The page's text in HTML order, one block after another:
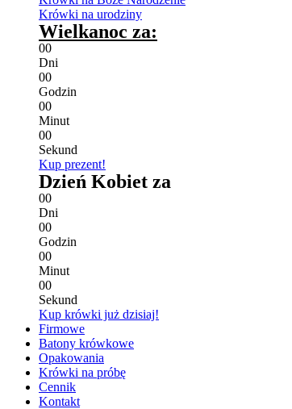
Krówki na urodziny
Wielkanoc za:
00
Dni
00
Godzin
00
Minut
00
Sekund
Kup prezent!
Dzień Kobiet za
00
Dni
00
Godzin
00
Minut
00
Sekund
Kup krówki już dzisiaj!
Firmowe
Batony krówkowe
Opakowania
Krówki na próbę
Cennik
Kontakt